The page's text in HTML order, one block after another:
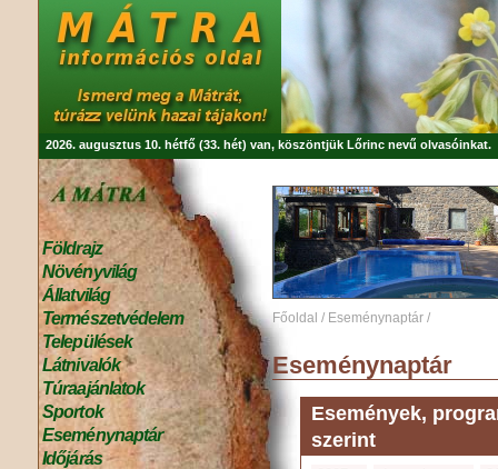
2026. augusztus 10. hétfő (33. hét) van, köszöntjük Lőrinc nevű olvasóinkat.
Földrajz
Növényvilág
Állatvilág
Természetvédelem
Települések
Látnivalók
Túraajánlatok
Sportok
Eseménynaptár
Időjárás
Főoldal / Eseménynaptár /
Eseménynaptár
Események,
szerint